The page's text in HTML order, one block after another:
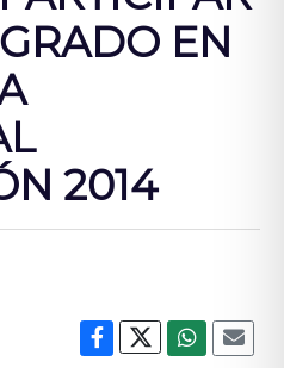
EN
2014